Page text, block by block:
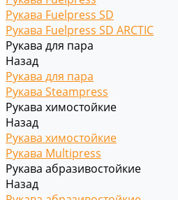
Рукава Fuelpress SD
Рукава Fuelpress SD ARCTIC
Рукава для пара
Назад
Рукава для пара
Рукава Steampress
Рукава химостойкие
Назад
Рукава химостойкие
Рукава Multipress
Рукава абразивостойкие
Назад